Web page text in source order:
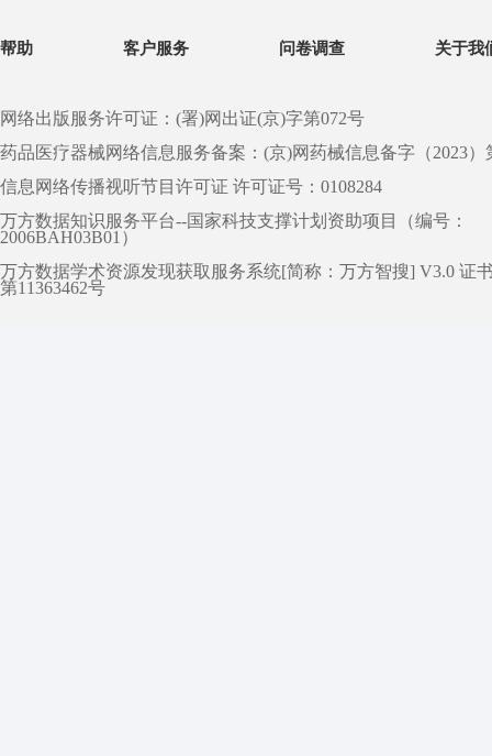
帮助 客户服务 问卷调查 关于我
网络出版服务许可证：(署)网出证(京)字第072号
药品医疗器械网络信息服务备案：(京)网药械信息备字（2023）
信息网络传播视听节目许可证 许可证号：0108284
万方数据知识服务平台--国家科技支撑计划资助项目（编号：
2006BAH03B01）
万方数据学术资源发现获取服务系统[简称：万方智搜] V3.0 证
第11363462号